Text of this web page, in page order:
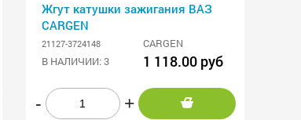
Жгут катушки зажигания ВАЗ
CARGEN
21127-3724148
CARGEN
В НАЛИЧИИ: 3
1 118.00 руб
- +